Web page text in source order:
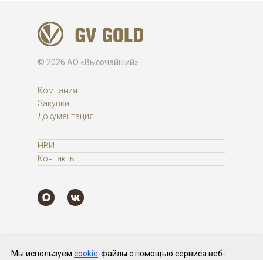
© 2026 АО «Высочайший»
Компания
Закупки
Документация
НВИ
Контакты
Мы используем cookie-файлы с помощью сервиса веб-